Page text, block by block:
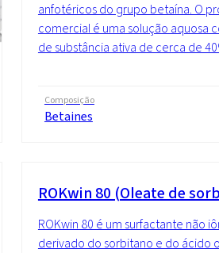
anfotéricos do grupo betaína. O
comercial é uma solução aquosa
de substância ativa de cerca de
Composição
Betaines
ROKwin 80 (Oleate de
ROKwin 80 é um surfactante não
derivado do sorbitano e do ácido